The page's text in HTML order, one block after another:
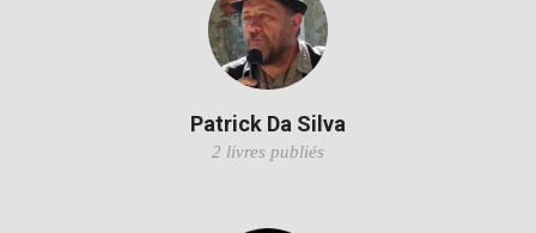
Patrick Da Silva
2 livres publiés